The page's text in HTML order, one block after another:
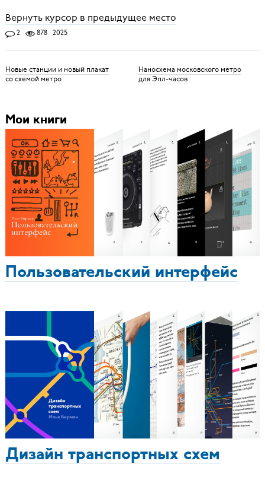
Вернуть курсор в предыдущее место
2 878 2025
Новые станции и новый плакат
со схемой метро
Наносхема московского метро
для Эпл-часов
Мои книги
Пользовательский интерфейс
Дизайн транспортных схем